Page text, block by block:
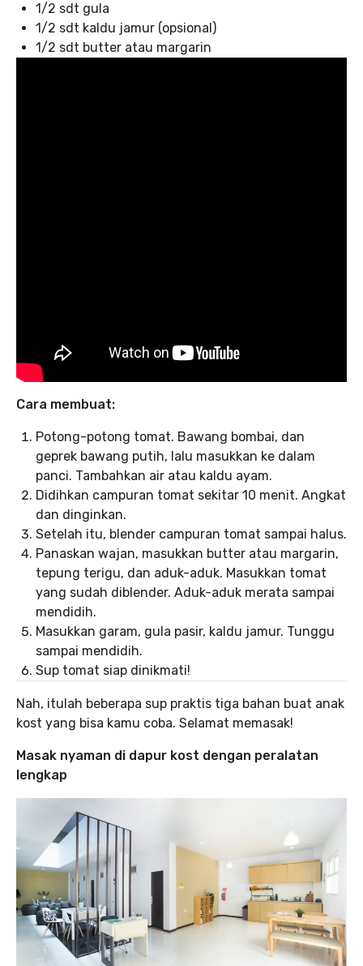
1/2 sdt gula
1/2 sdt kaldu jamur (opsional)
1/2 sdt butter atau margarin
Cara membuat:
Potong-potong tomat. Bawang bombai, dan
geprek bawang putih, lalu masukkan ke dalam
panci. Tambahkan air atau kaldu ayam.
Didihkan campuran tomat sekitar 10 menit. Angkat
dan dinginkan.
Setelah itu, blender campuran tomat sampai halus.
Panaskan wajan, masukkan butter atau margarin,
tepung terigu, dan aduk-aduk. Masukkan tomat
yang sudah diblender. Aduk-aduk merata sampai
mendidih.
Masukkan garam, gula pasir, kaldu jamur. Tunggu
sampai mendidih.
Sup tomat siap dinikmati!
Nah, itulah beberapa sup praktis tiga bahan buat anak
kost yang bisa kamu coba. Selamat memasak!
Masak nyaman di dapur kost dengan peralatan
lengkap